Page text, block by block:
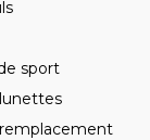
sport